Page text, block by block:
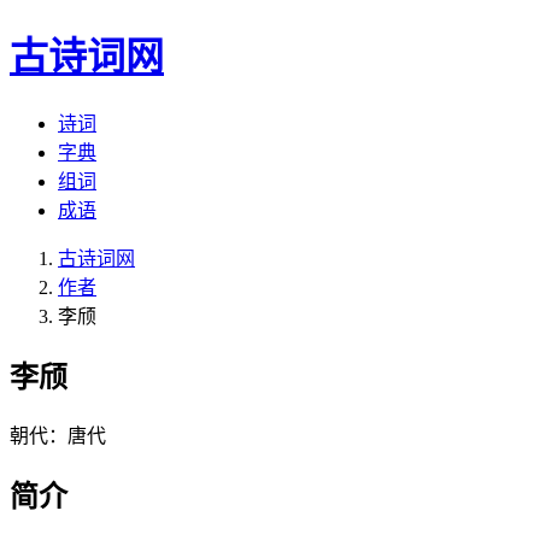
古诗词网
诗词
字典
组词
成语
古诗词网
作者
李颀
李颀
朝代：唐代
简介